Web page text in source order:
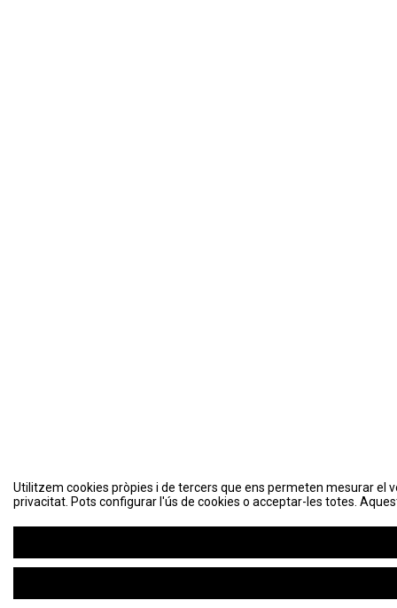
Utilitzem cookies pròpies i de tercers que ens permeten mesurar el
privacitat. Pots configurar l'ús de cookies o acceptar-les totes.
Utilitzem cookies pròpies i de tercers que ens permeten mesurar el
privacitat. Pots configurar l'ús de cookies o acceptar-les totes.